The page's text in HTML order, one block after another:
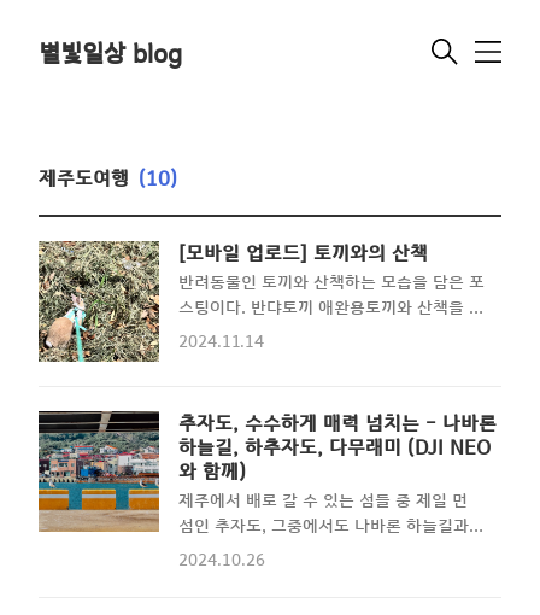
별빛일상 blog
메
제주도여행 (10)
[모바일 업로드] 토끼와의 산책
반려동물인 토끼와 산책하는 모습을 담은 포
스팅이다. 반댜토끼 애완용토끼와 산책을 궁
금해하는 사람들을 위한 포스팅이다.오늘의
는 과연 산책을 좋아하는가?토끼는 기본적
으로 움직이는 것을 매우 좋아하는 동물이다
😆 애초에 발달한 기다린 발바닥과 민첩한
몸놀림이 그것을 증명한다.그렇다면 제주의
토끼가 갖춰야 할 덕목은 무엇일까?! 바로
바다의 냄새와 파도소리에 익숙해져야 한다
고 생각한다...ㅋㅋ 바다.. 그리고 토끼..?아
2024.11.14
추자도, 수수하게 매력 넘치는 - 나바론
하늘길, 하추자도, 다무래미 (DJI NEO
와 함께)
제주에서 배로 갈 수 있는 섬들 중 제일 먼
섬인 추자도, 그중에서도 나바론 하늘길과
하추자도에 대한 리뷰이다. 나바론 하늘길
2024.10.26